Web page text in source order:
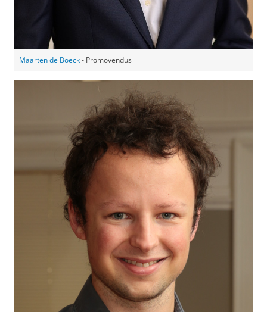
Maarten de Boeck- Promovendus